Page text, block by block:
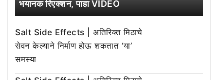
भयानक रिएक्शन, पाहा VIDEO
Salt Side Effects | अतिरिक्त मिठाचे
सेवन केल्याने निर्माण होऊ शकतात ‘या’
समस्या